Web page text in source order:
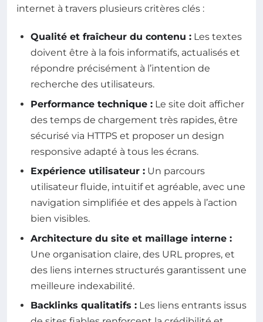
internet à travers plusieurs critères clés :
Qualité et fraîcheur du contenu : Les textes
doivent être à la fois informatifs, actualisés et
répondre précisément à l’intention de
recherche des utilisateurs.
Performance technique : Le site doit afficher
des temps de chargement très rapides, être
sécurisé via HTTPS et proposer un design
responsive adapté à tous les écrans.
Expérience utilisateur : Un parcours
utilisateur fluide, intuitif et agréable, avec une
navigation simplifiée et des appels à l’action
bien visibles.
Architecture du site et maillage interne :
Une organisation claire, des URL propres, et
des liens internes structurés garantissent une
meilleure indexabilité.
Backlinks qualitatifs : Les liens entrants issus